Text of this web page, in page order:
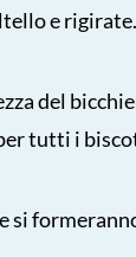
e rigirate.
del
tutti i
si